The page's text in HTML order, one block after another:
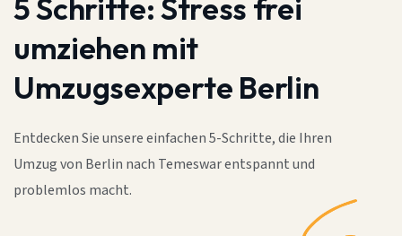
5 Schritte:Stress frei
umziehen mit
Umzugsexperte Berlin
Entdecken Sie unsere einfachen 5-Schritte, die Ihren
Umzug von Berlin nach Temeswar entspannt und
problemlos macht.